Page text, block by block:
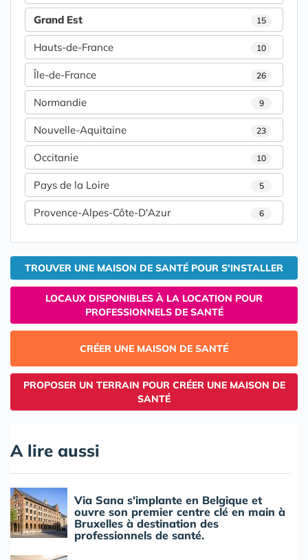
Grand Est 15
Hauts-de-France 10
Île-de-France 26
Normandie 9
Nouvelle-Aquitaine 23
Occitanie 10
Pays de la Loire 5
Provence-Alpes-Côte-D'Azur 6
TROUVER UNE MAISON DE SANTÉ POUR S'INSTALLER
LOCAUX DISPONIBLES À LA LOCATION POUR
PROFESSIONNELS DE SANTÉ
CRÉER UNE MAISON DE SANTÉ
PROPOSER UN TERRAIN POUR CRÉER UNE MAISON DE
SANTÉ
A lire aussi
Via Sana s'implante en Belgique et
ouvre son premier centre clé en main à
Bruxelles à destination des
professionnels de santé.